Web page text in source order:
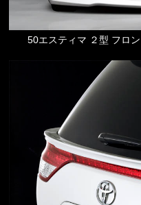
50エスティマ ２型 フロ